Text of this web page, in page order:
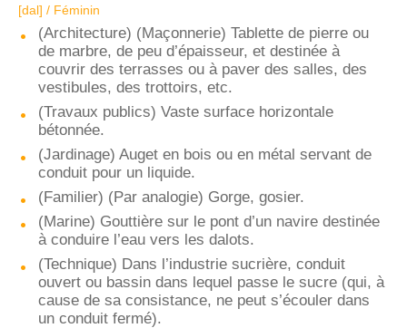
[dal] / Féminin
(Architecture) (Maçonnerie) Tablette de pierre ou
de marbre, de peu d’épaisseur, et destinée à
couvrir des terrasses ou à paver des salles, des
vestibules, des trottoirs, etc.
(Travaux publics) Vaste surface horizontale
bétonnée.
(Jardinage) Auget en bois ou en métal servant de
conduit pour un liquide.
(Familier) (Par analogie) Gorge, gosier.
(Marine) Gouttière sur le pont d’un navire destinée
à conduire l’eau vers les dalots.
(Technique) Dans l’industrie sucrière, conduit
ouvert ou bassin dans lequel passe le sucre (qui, à
cause de sa consistance, ne peut s’écouler dans
un conduit fermé).